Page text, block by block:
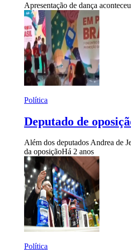
Apresentação de dança
Política
Deputado de
Além dos deputados Andrea de
da oposiçãoHá 2 anos
Política